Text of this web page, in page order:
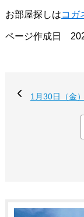
お部屋探しはコガ
ページ作成日
1月30日（金）